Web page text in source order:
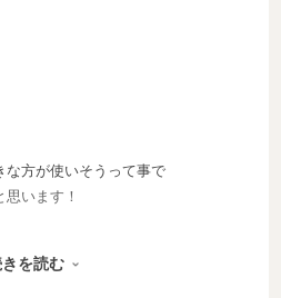
な方が使いそうって事で
います！
い感じがしましたので
を読む